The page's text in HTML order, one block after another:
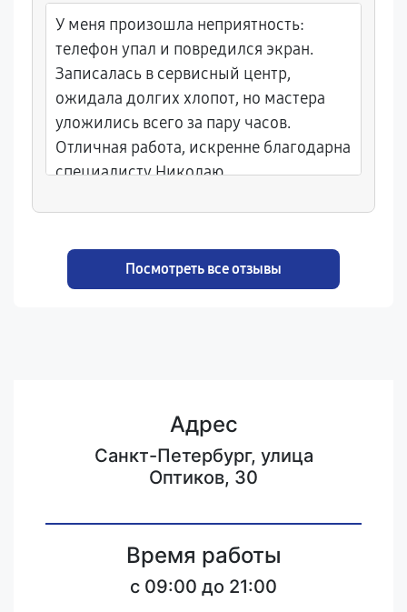
У меня произошла неприятность:
телефон упал и повредился экран.
Записалась в сервисный центр,
ожидала долгих хлопот, но мастера
уложились всего за пару часов.
Отличная работа, искренне благодарна
специалисту Николаю.
Посмотреть все отзывы
Адрес
Санкт-Петербург, улица
Оптиков, 30
Время работы
c 09:00 до 21:00